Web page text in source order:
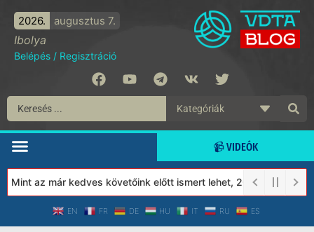
2026. augusztus 7.
Ibolya
Belépés / Regisztráció
📹 VIDEÓK
az már kedves követőink előtt ismert lehet, 2023-tól a Védett
EN FR DE HU IT RU ES